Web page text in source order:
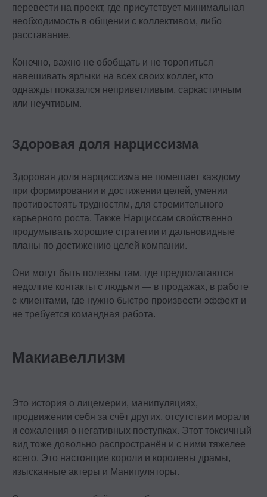
перевести на проект, где присутствует минимальная
необходимость в общении с коллективом, либо
расставание.
Конечно, важно не обобщать и не торопиться
навешивать ярлыки на всех своих коллег, кто
однажды показался неприветливым, саркастичным
или неучтивым.
Здоровая доля нарциссизма
Здоровая доля нарциссизма не помешает каждому
при формировании и достижении целей, умении
противостоять трудностям, для стремительного
карьерного роста. Также Нарциссам свойственно
продумывать хорошие стратегии и дальновидные
планы по достижению целей компании.
Они могут быть полезны там, где предполагаются
недолгие контакты с людьми — в продажах, в работе
с клиентами, где нужно быстро произвести эффект и
не требуется командная работа.
Макиавеллизм
Это история о лицемерии, манипуляциях,
продвижении себя за счёт других, отсутствии морали
и сожаления о негативных поступках. Этот токсичный
вид тоже довольно распространён и с ними тяжелее
всего. Это настоящие короли и королевы драмы,
изысканные актеры и Манипуляторы.